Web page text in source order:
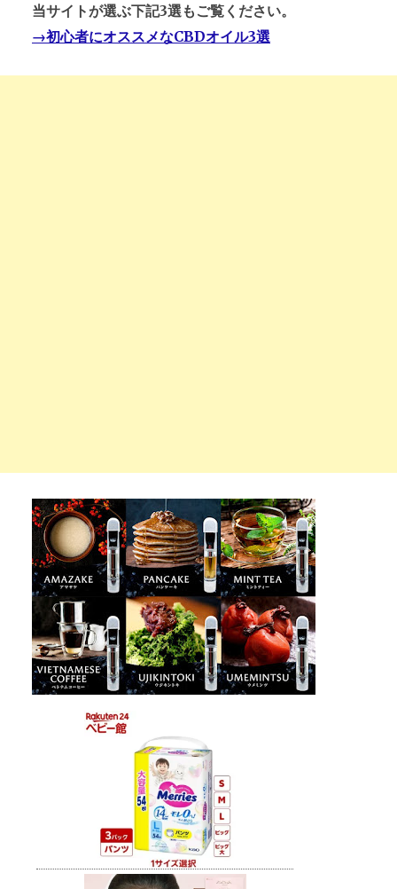
当サイトが選ぶ下記3選もご覧ください。
→初心者にオススメなCBDオイル3選